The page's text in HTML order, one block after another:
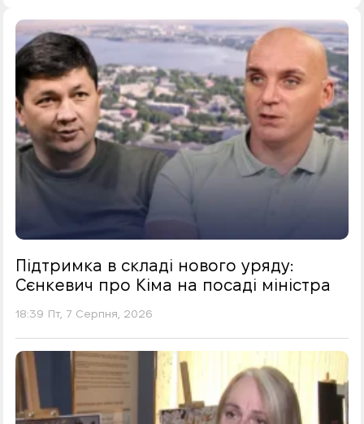
Підтримка в складі нового уряду:
Сєнкевич про Кіма на посаді міністра
18:39 Пт, 7 Серпня, 2026